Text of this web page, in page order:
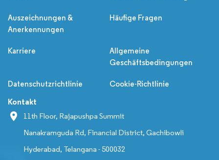
Auszeichnungen &
Anerkennungen
Häufige Fragen
Karriere
Allgemeine
Geschäftsbedingungen
Datenschutzrichtlinie Cookie-Richtlinie
Kontakt
11th Floor, Rajapushpa Summit
Nanakramguda Rd, Financial District, Gachibowli
Hyderabad, Telangana - 500032